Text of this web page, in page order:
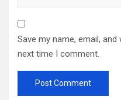
Save my name, email,
next time I comment.